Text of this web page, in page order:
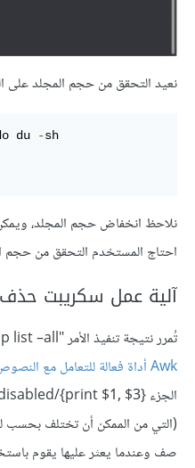
نعيد التحقق من حجم المجلد على
du -
نلاحظ انخفاض حجم المجلد،
احتاج المستخدم التحقق من حجم
آلية عمل سكريبت
تُمرر نتيجة تنفيذ الأمر "snap list –all" إلى الأمر awk، حيث
Awk أداة فعالة للتعامل مع النصوص
(التي من الممكن أن تختلف بحسب
صف وعندما يعثر عليها يقوم